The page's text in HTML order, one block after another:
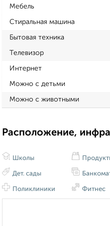
Мебель
Стиральная машина
Бытовая техника
Телевизор
Интернет
Можно с детьми
Можно с животными
Расположение,
Школы
Дет. сады
Поликлиники Фитнес